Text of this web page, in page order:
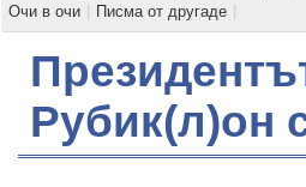
Очи в очи
Писма от другаде
Рубик(л)он